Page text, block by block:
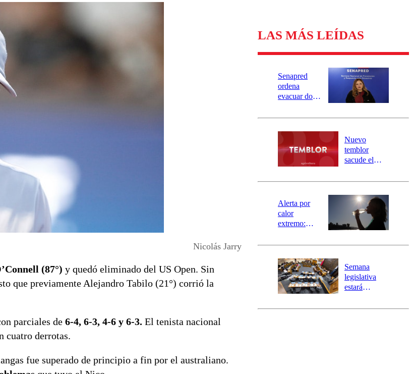
Nicolás Jarry
(87°) y quedó eliminado del US Open. Sin
que previamente Alejandro Tabilo (21°) corrió la
parciales de 6-4, 6-3, 4-6 y 6-3. El tenista nacional
cuatro derrotas.
fue superado de principio a fin por el australiano.
LAS MÁS LEÍDAS
Senapred
ordena
evacuar dos
Carahue por
río Damas:
activa
mensajería
SAE
Nuevo
temblor
sacude el
revisa la
epicentro
Alerta por
calor
extremo:
activa Alerta
Preventiva en
tres comunas
Semana
legislativa
estará
el fin de la